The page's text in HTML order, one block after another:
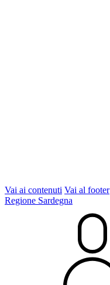
Vai ai contenuti Vai al footer
Regione Sardegna